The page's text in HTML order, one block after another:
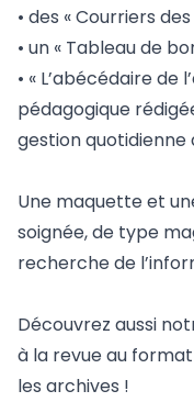
• des « Courriers
• un « Tableau de
• « L’abécédaire de
pédagogique
gestion
Une maquette et
soignée, de type
recherche de
Découvrez aussi
à la revue au
les archives !